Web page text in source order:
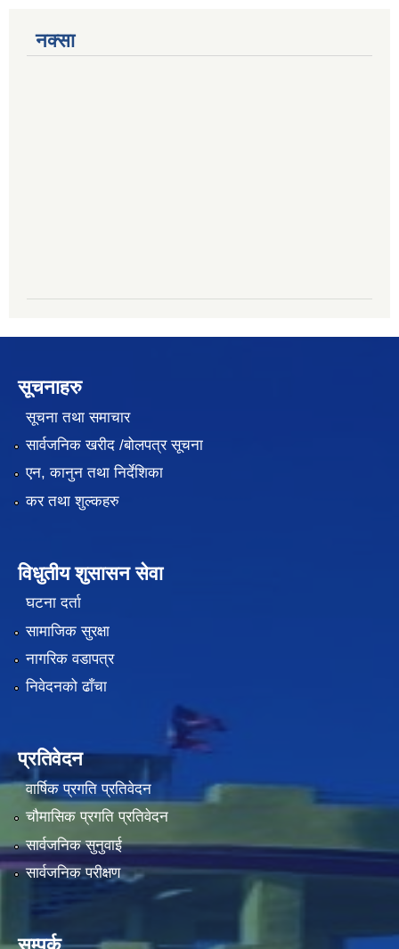
नक्सा
सूचनाहरु
सूचना तथा समाचार
सार्वजनिक खरीद /बोलपत्र सूचना
एन, कानुन तथा निर्देशिका
कर तथा शुल्कहरु
विधुतीय शुसासन सेवा
घटना दर्ता
सामाजिक सुरक्षा
नागरिक वडापत्र
निवेदनको ढाँचा
प्रतिवेदन
वार्षिक प्रगति प्रतिवेदन
चौमासिक प्रगति प्रतिवेदन
सार्वजनिक सुनुवाई
सार्वजनिक परीक्षण